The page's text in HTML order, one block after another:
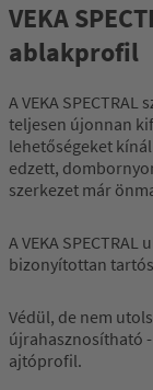
A VEKA
modern
ezért is
Tovább
VEKA
ablakprofil
A VEKA
teljesen újonnan
lehetőségeket
edzett,
szerkezet már
A VEKA
bizonyítottan
Védül, de nem
újrahasznosítható -
ajtóprofil.